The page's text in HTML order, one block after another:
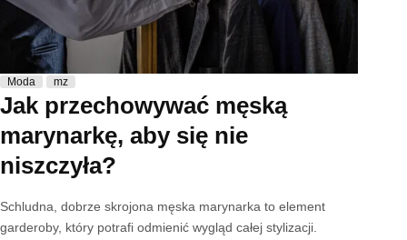
Moda mz
Jak przechowywać męską
marynarkę, aby się nie
niszczyła?
Schludna, dobrze skrojona męska marynarka to element
garderoby, który potrafi odmienić wygląd całej stylizacji.